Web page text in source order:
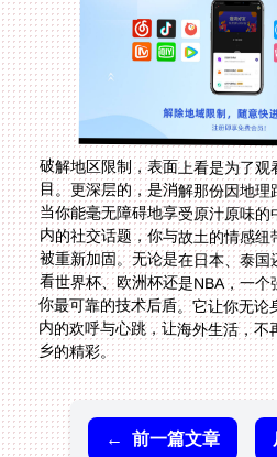
破解地区限制，表面上看是为了
目。更深层的，是消解那份因地理
当你能毫无障碍地享受原汁原味的
内的社交话题，你与故土的情感纽
被重新加固。无论是在日本、泰国
看世界杯、欧洲杯还是NBA，一个
你最可靠的技术后盾。它让你无论
内的欢呼与心跳，让海外生活，不
乡的精彩。
← 前一篇文章